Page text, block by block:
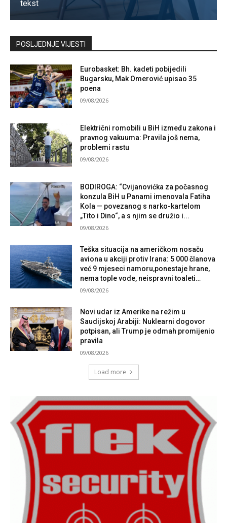
tekst
Kontaktirajte nas
POSLJEDNJE VIJESTI
Eurobasket: Bh. kadeti pobijedili
Bugarsku, Mak Omerović upisao 35
poena
09/08/2026
Električni romobili u BiH između zakona i
pravnog vakuuma: Pravila još nema,
problemi rastu
09/08/2026
BODIROGA: “Cvijanovićka za počasnog
konzula BiH u Panami imenovala Fatiha
Kola — povezanog s narko-kartelom
„Tito i Dino“, a s njim se družio i...
09/08/2026
Teška situacija na američkom nosaču
aviona u akciji protiv Irana: 5 000 članova
već 9 mjeseci namoru,ponestaje hrane,
nema tople vode, neispravni toaleti…
09/08/2026
Novi udar iz Amerike na režim u
Saudijskoj Arabiji: Nuklearni dogovor
potpisan, ali Trump je odmah promijenio
pravila
09/08/2026
Load more